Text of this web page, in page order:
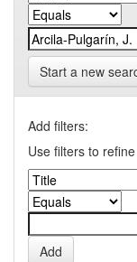
Start a new
Add filters:
Use filters to